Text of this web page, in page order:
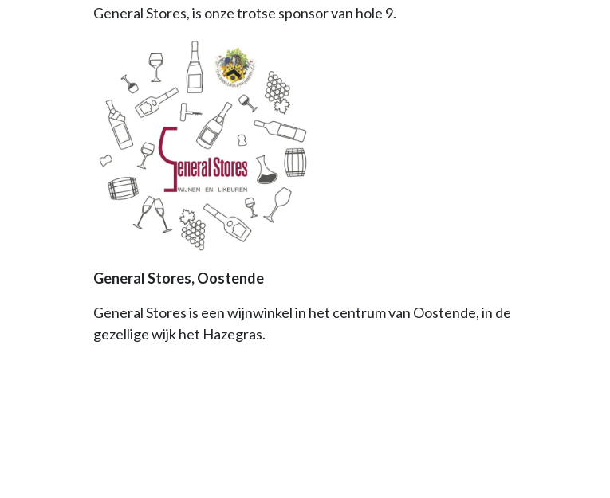
General Stores, is onze trotse sponsor van hole 9.
General Stores, Oostende
General Stores is een wijnwinkel in het centrum van Oostende, in de
gezellige wijk het Hazegras.